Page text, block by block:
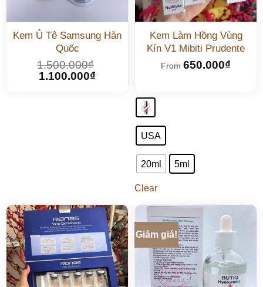
Kem Ủ Tê Samsung Hàn
Quốc
1.500.000₫
1.100.000₫
Kem Làm Hồng Vùng
Kín V1 Mibiti Prudente
From 650.000₫
USA
20ml 5ml
Clear
Giảm giá!